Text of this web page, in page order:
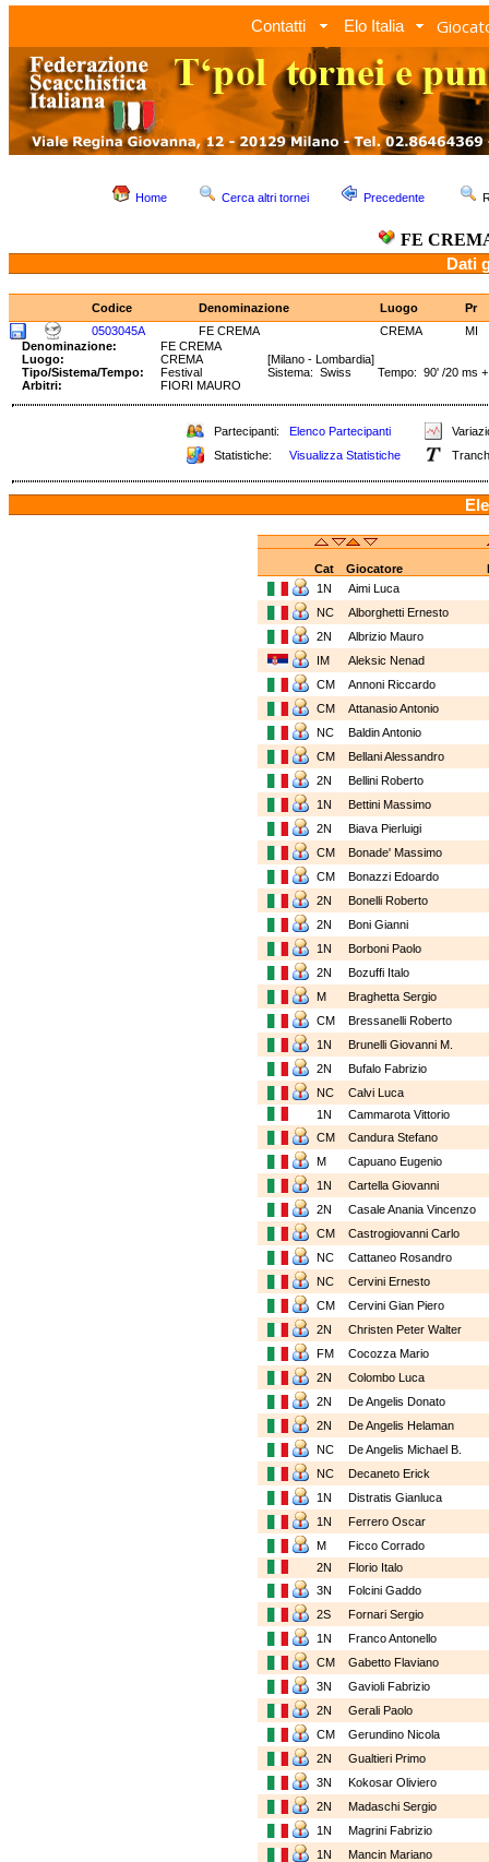
Contatti Elo Italia
Home Cerca altri tornei Precedente
FE
Dati
Codice Denominazione Luogo
Pr
0503045A
FE CREMA CREMA
MI
Denominazione:
FE CREMA
Luogo:
CREMA
[Milano - Lombardia]
Tipo/Sistema/Tempo:
Festival
Sistema: Swiss Tempo: 90' /20 ms +
Arbitri:
FIORI MAURO
Partecipanti: Elenco Partecipanti
Statistiche:
Visualizza Statistiche
Cat Giocatore
1N
Aimi Luca
NC
Alborghetti Ernesto
2N
Albrizio Mauro
IM
Aleksic Nenad
CM
Annoni Riccardo
CM
Attanasio Antonio
NC
Baldin Antonio
CM
Bellani Alessandro
2N
Bellini Roberto
1N
Bettini Massimo
2N
Biava Pierluigi
CM
Bonade' Massimo
CM
Bonazzi Edoardo
2N
Bonelli Roberto
2N
Boni Gianni
1N
Borboni Paolo
2N
Bozuffi Italo
M
Braghetta Sergio
CM
Bressanelli Roberto
1N
Brunelli Giovanni M.
2N
Bufalo Fabrizio
NC
Calvi Luca
1N
Cammarota Vittorio
CM
Candura Stefano
M
Capuano Eugenio
1N
Cartella Giovanni
2N
Casale Anania Vincenzo
CM
Castrogiovanni Carlo
NC
Cattaneo Rosandro
NC
Cervini Ernesto
CM
Cervini Gian Piero
2N
Christen Peter Walter
FM
Cocozza Mario
2N
Colombo Luca
2N
De Angelis Donato
2N
De Angelis Helaman
NC
De Angelis Michael B.
NC
Decaneto Erick
1N
Distratis Gianluca
1N
Ferrero Oscar
M
Ficco Corrado
2N
Florio Italo
3N
Folcini Gaddo
2S
Fornari Sergio
1N
Franco Antonello
CM
Gabetto Flaviano
3N
Gavioli Fabrizio
2N
Gerali Paolo
CM
Gerundino Nicola
2N
Gualtieri Primo
3N
Kokosar Oliviero
2N
Madaschi Sergio
1N
Magrini Fabrizio
1N
Mancin Mariano